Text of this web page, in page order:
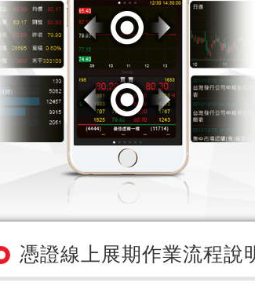
憑證線上展期作業流程說